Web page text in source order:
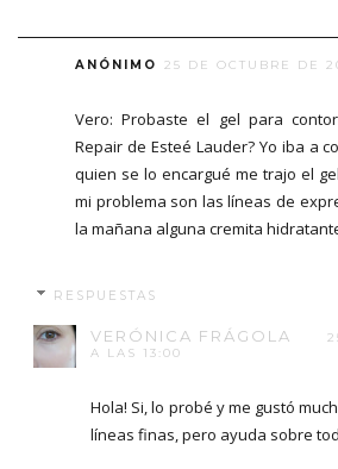
ANÓNIMO 25 DE OCTUBRE DE
Vero: Probaste el gel para
Repair de Esteé Lauder? Yo iba a
quien se lo encargué me trajo el
mi problema son las líneas de
la mañana alguna cremita
RESPUESTAS
VERÓNICA FRÁGOLA
A LAS 13:00
Hola! Si, lo probé y me gustó
líneas finas, pero ayuda sobre